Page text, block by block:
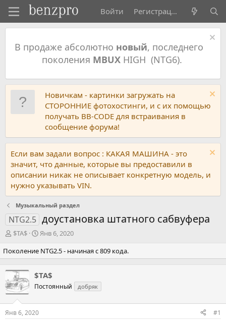
Войти Регистрация
В продаже абсолютно новый, последнего
поколения MBUXHIGH (NTG6).
Новичкам - картинки загружать на
СТОРОННИЕ фотохостинги, и с их помощью
получать BB-CODE для встраивания в
сообщение форума!
Если вам задали вопрос : КАКАЯ МАШИНА - это
значит, что данные, которые вы предоставили в
описании никак не описывает конкретную модель, и
нужно указывать VIN.
Музыкальный раздел
NTG2.5 доустановка штатного сабвуфера
А
т
о
р
т
е
м
ы
$TA$
Д
т
а
а
ч
л
Янв 6, 2020
Поколение NTG2.5 - начиная с 809 кода.
$TA$
Постоянный добряк
Янв 6, 2020 #1